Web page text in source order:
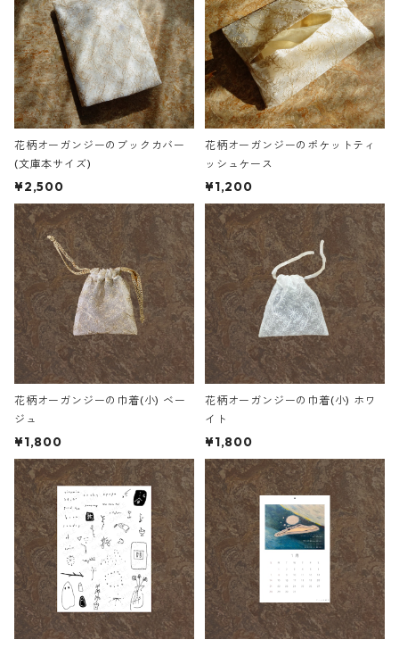
花柄オーガンジーのブックカバー
(文庫本サイズ)
¥2,500
花柄オーガンジーのポケットティ
ッシュケース
¥1,200
花柄オーガンジーの巾着(小) ベー
ジュ
¥1,800
花柄オーガンジーの巾着(小) ホワ
イト
¥1,800